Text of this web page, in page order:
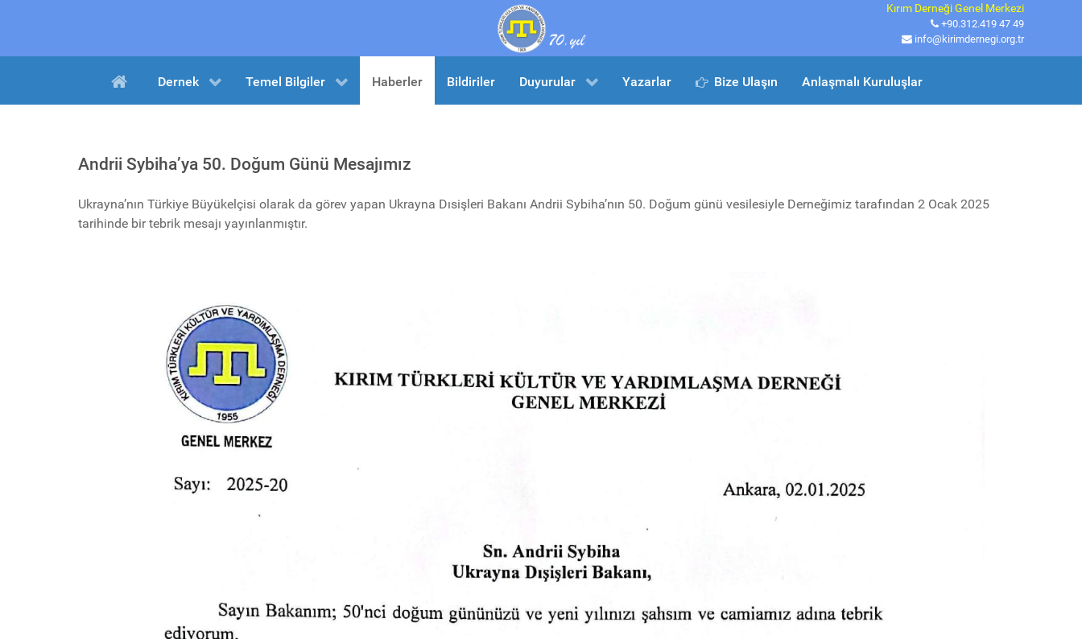
Kırım Derneği Genel Merkezi
+90.312.419 47 49
info@kirimdernegi.org.tr
Dernek Temel Bilgiler Haberler Bildiriler Duyurular Yazarlar Bize Ulaşın Anlaşmalı Kuruluşlar
Andrii Sybiha’ya 50. Doğum Günü Mesajımız
Ukrayna’nın Türkiye Büyükelçisi olarak da görev yapan Ukrayna Dısişleri Bakanı Andrii Sybiha’nın 50. Doğum günü vesilesiyle Derneğimiz tarafından 2 Ocak 2025
tarihinde bir tebrik mesajı yayınlanmıştır.